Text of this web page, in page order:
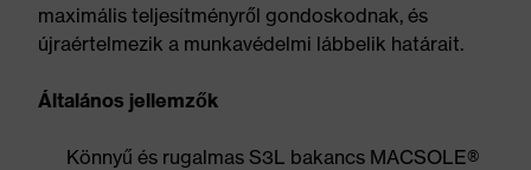
maximális teljesítményről gondoskodnak, és
újraértelmezik a munkavédelmi lábbelik határait.
Általános jellemzők
Könnyű és rugalmas S3L bakancs MACSOLE®